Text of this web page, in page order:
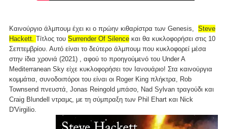
Καινούργιο άλμπουμ έχει κι ο πρώην κιθαρίστρα των Genesis, Steve
Hackett. Τίτλος του Surrender Of Silence και θα κυκλοφορήσει στις 10
Σεπτεμβρίου. Αυτό είναι το δεύτερο άλμπουμ που κυκλοφορεί μέσα
στην ίδια χρονιά (2021) , αφού το προηγούμενό του Under A
Mediterranean Sky είχε κυκλοφορήσει τον Ιανουάριο! Στα καινούργια
κομμάτια, συνοδοιπόροι του είναι οι Roger King πλήκτρα, Rob
Townsend πνευστά, Jonas Reingold μπάσο, Nad Sylvan τραγούδι και
Craig Blundell ντραμς, με τη σύμπραξη των Phil Ehart και Nick
D'Virgilio.